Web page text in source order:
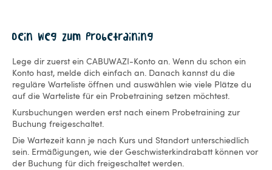
Dein Weg zum Probetraining
Lege dir zuerst ein CABUWAZI-Konto an. Wenn du schon ein
Konto hast, melde dich einfach an. Danach kannst du die
reguläre Warteliste öffnen und auswählen wie viele Plätze du
auf die Warteliste für ein Probetraining setzen möchtest.
Kursbuchungen werden erst nach einem Probetraining zur
Buchung freigeschaltet.
Die Wartezeit kann je nach Kurs und Standort unterschiedlich
sein. Ermäßigungen, wie der Geschwisterkindrabatt können vor
der Buchung für dich freigeschaltet werden.